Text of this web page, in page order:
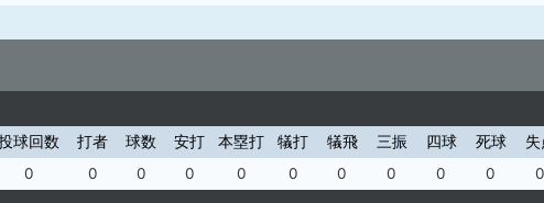
球回数 打者 球数 安打 本塁打 犠打 犠飛 三振 四球 死球 失
0 0 0 0 0 0 0 0 0 0 0